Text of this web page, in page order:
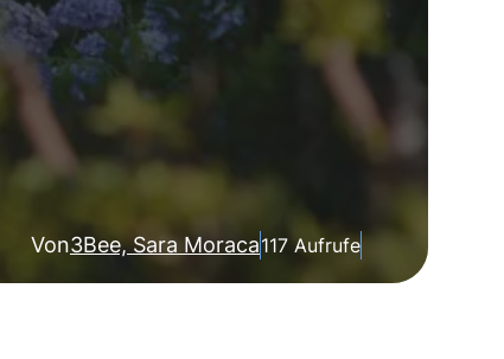
Von3Bee, Sara Moraca117 Aufrufe